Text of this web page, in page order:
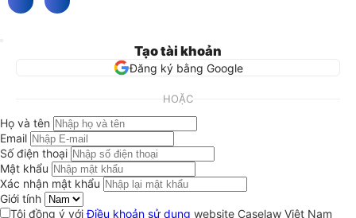
Tạo tài khoản
Đăng ký bằng Google
HOẶC
Họ và tên
Email
Số điện thoại
Mật khẩu
Xác nhận mật khẩu
Giới tính
Tôi đồng ý vớiĐiều khoản sử dụng website Caselaw Việt Nam